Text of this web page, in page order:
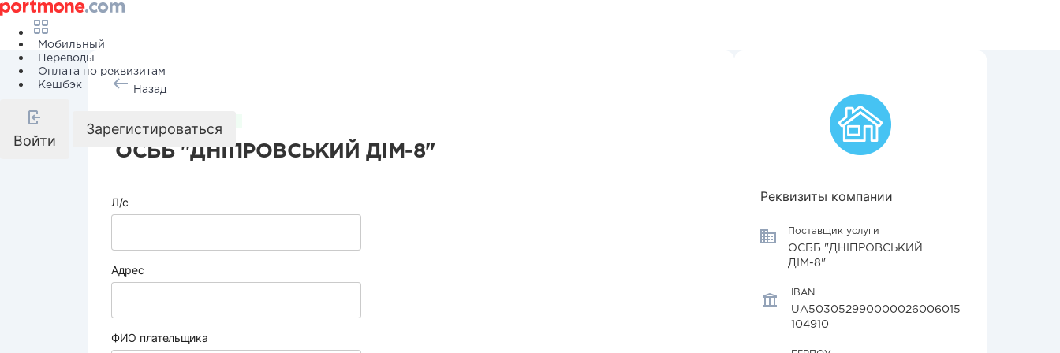
Мобильный
Переводы
Оплата по реквизитам
Кешбэк
Войти
Зарегистироваться
Назад
ОСББ "ДНІПРОВСЬКИЙ ДІМ-8"
Л/с
Адрес
ФИО плательщика
Реквизиты компании
Поставщик услуги
ОСББ "ДНІПРОВСЬКИЙ
ДІМ-8"
IBAN
UA503052990000026006015
104910